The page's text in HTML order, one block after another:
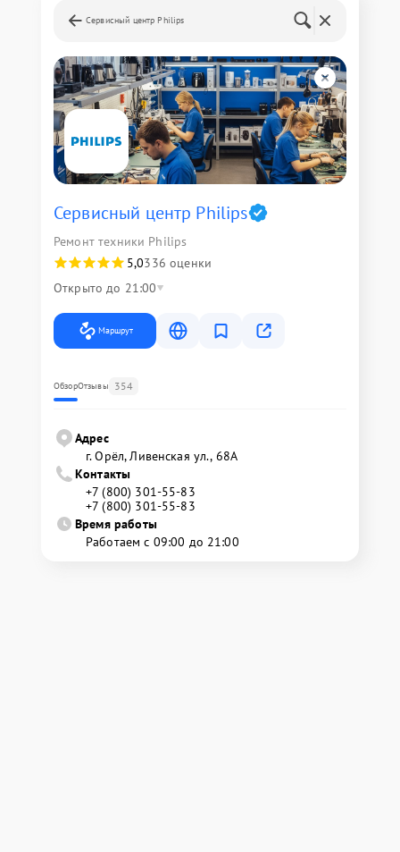
Сервисный центр Philips
Сервисный центр Philips
Ремонт техники Philips
5,0336 оценки
Открыто до 21:00
Маршрут
ОбзорОтзывы 354
Адрес
г. Орёл, Ливенская ул., 68А
Контакты
+7 (800) 301-55-83
+7 (800) 301-55-83
Время работы
Работаем с 09:00 до 21:00